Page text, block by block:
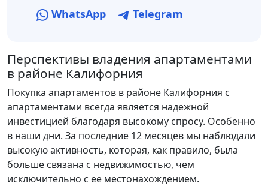
WhatsApp Telegram
Перспективы владения апартаментами
в районе Калифорния
Покупка апартаментов в районе Калифорния с
апартаментами всегда является надежной
инвестицией благодаря высокому спросу. Особенно
в наши дни. За последние 12 месяцев мы наблюдали
высокую активность, которая, как правило, была
больше связана с недвижимостью, чем
исключительно с ее местонахождением.